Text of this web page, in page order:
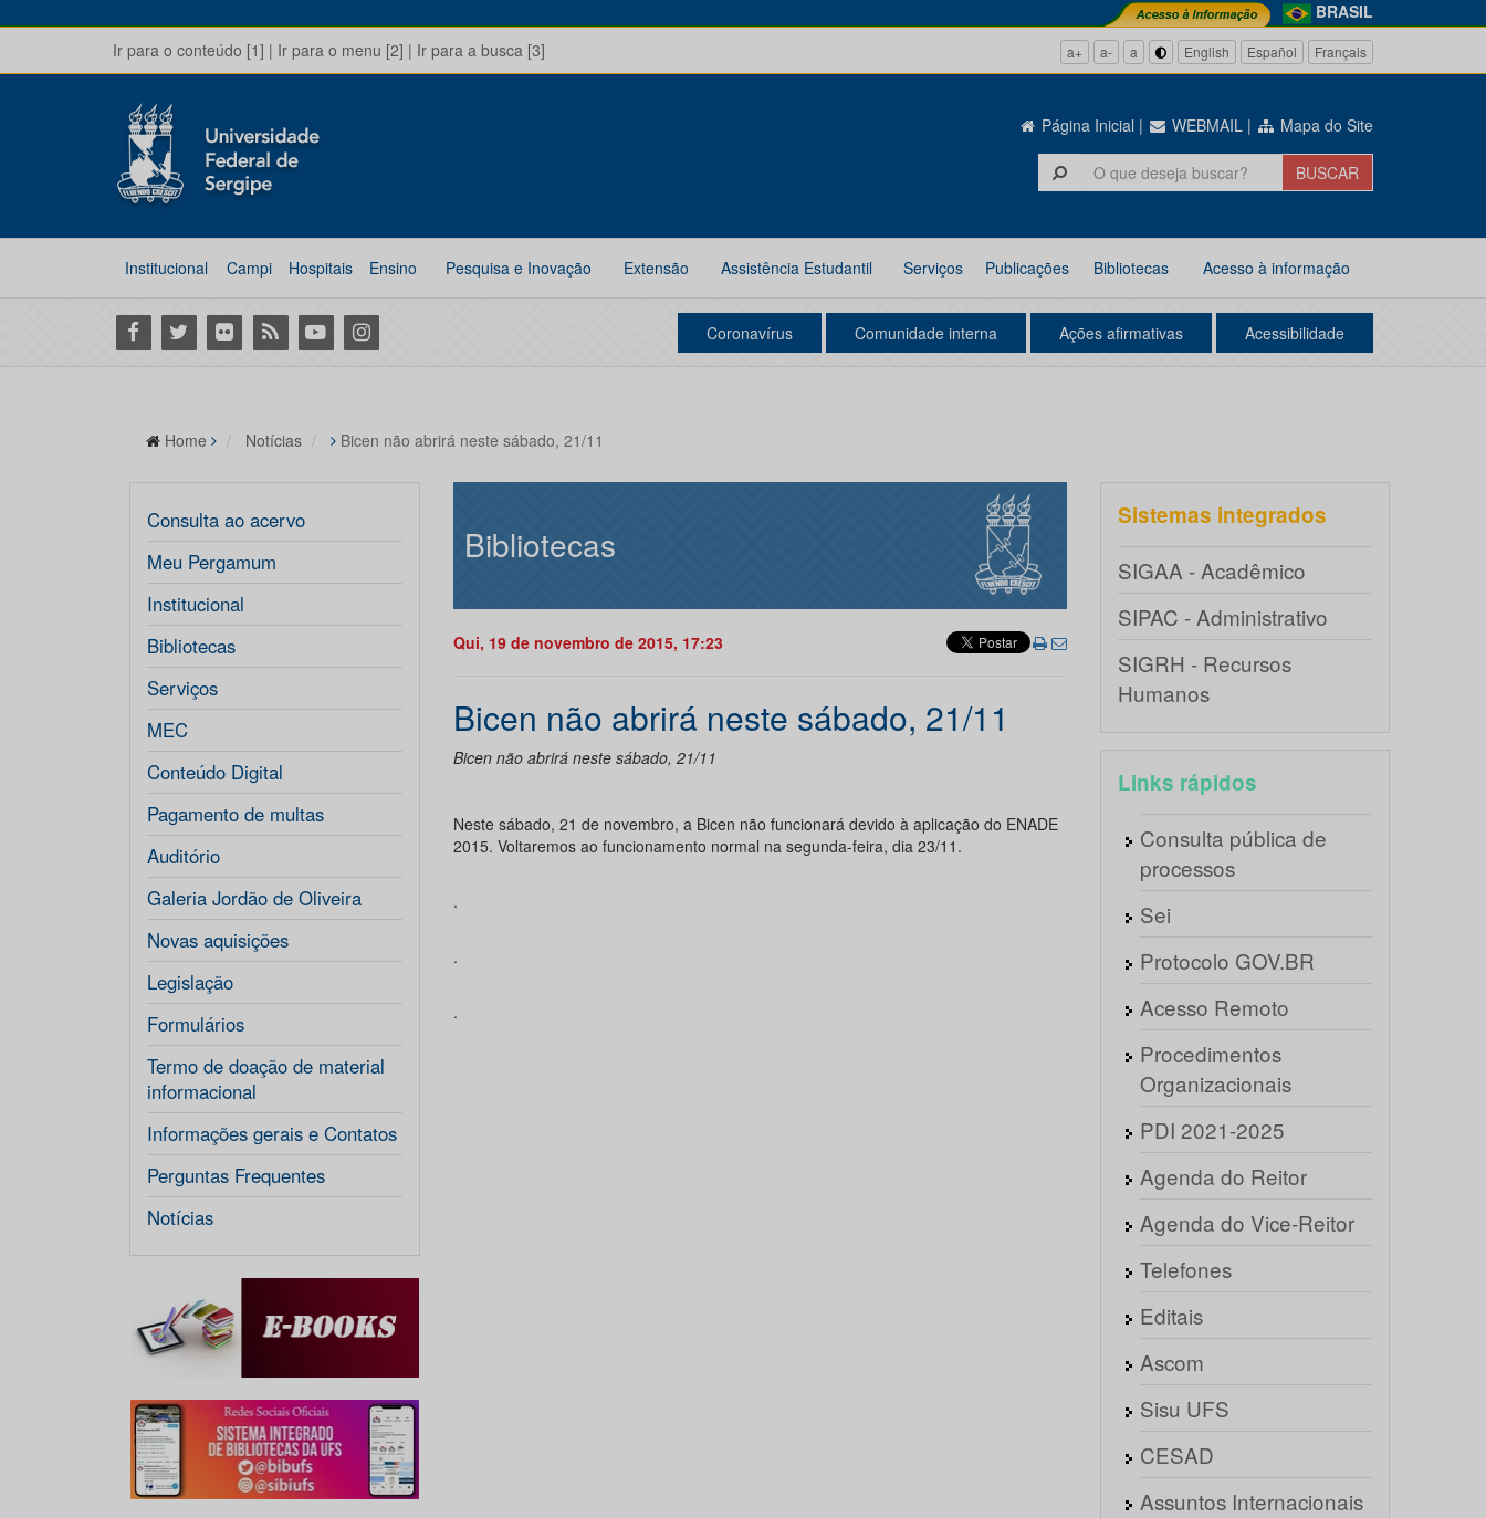
BRASIL
Ir para o conteúdo [1] | Ir para o menu [2] | Ir para a busca [3] a+ a- a English Español Français
Página Inicial | WEBMAIL | Mapa do Site
Institucional Campi Hospitais Ensino Pesquisa e Inovação Extensão Assistência Estudantil Serviços Publicações Bibliotecas Acesso à informação
Facebook
Twitter Flickr RSS YoutubeInstagram Coronavírus Comunidade interna Ações afirmativas Acessibilidade
Home Notícias Bicen não abrirá neste sábado, 21/11
Consulta ao acervo
Meu Pergamum
Institucional
Bibliotecas
Serviços
MEC
Conteúdo Digital
Pagamento de multas
Auditório
Galeria Jordão de Oliveira
Novas aquisições
Legislação
Formulários
Termo de doação de material
informacional
Informações gerais e Contatos
Perguntas Frequentes
Notícias
Bibliotecas
Qui, 19 de novembro de 2015, 17:23
Bicen não abrirá neste sábado, 21/11
Bicen não abrirá neste sábado, 21/11
Neste sábado, 21 de novembro, a Bicen não funcionará devido à aplicação do ENADE
2015. Voltaremos ao funcionamento normal na segunda-feira, dia 23/11.
.
.
.
Sistemas integrados
SIGAA - Acadêmico
SIPAC - Administrativo
SIGRH - Recursos
Humanos
Links rápidos
Consulta pública de
processos
Sei
Protocolo GOV.BR
Acesso Remoto
Procedimentos
Organizacionais
PDI 2021-2025
Agenda do Reitor
Agenda do Vice-Reitor
Telefones
Editais
Ascom
Sisu UFS
CESAD
Assuntos Internacionais